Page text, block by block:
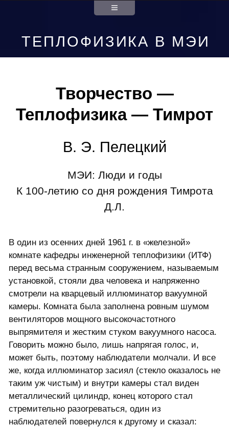
ТЕПЛОФИЗИКА В МЭИ
Творчество —
Теплофизика — Тимрот
В. Э. Пелецкий
МЭИ: Люди и годы
К 100-летию со дня рождения Тимрота
Д.Л.
В один из осенних дней 1961 г. в «железной»
комнате кафедры инженерной теплофизики (ИТФ)
перед весьма странным сооружением, называемым
установкой, стояли два человека и напряженно
смотрели на кварцевый иллюминатор вакуумной
камеры. Комната была заполнена ровным шумом
вентиляторов мощного высокочастотного
выпрямителя и жестким стуком вакуумного насоса.
Говорить можно было, лишь напрягая голос, и,
может быть, поэтому наблюдатели молчали. И все
же, когда иллюминатор засиял (стекло оказалось не
таким уж чистым) и внутри камеры стал виден
металлический цилиндр, конец которого стал
стремительно разогреваться, один из
наблюдателей повернулся к другому и сказал: